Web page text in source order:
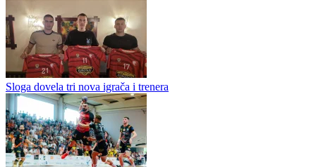
Borac kreće u pripreme za sezonu 2026/27
Rukometni klub Borac u ponedjeljak započinje pripreme za novi